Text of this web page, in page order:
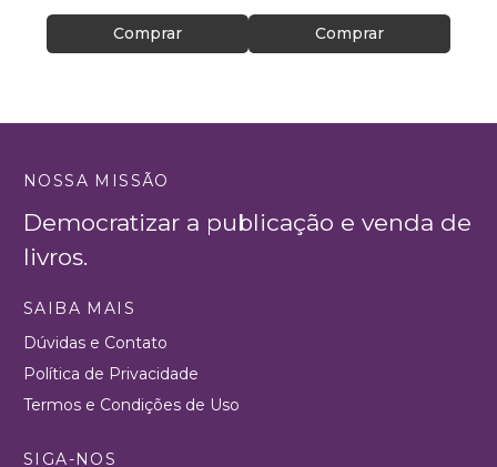
Comprar Comprar
NOSSA MISSÃO
Democratizar a publicação e venda de
livros.
SAIBA MAIS
Dúvidas e Contato
Política de Privacidade
Termos e Condições de Uso
SIGA-NOS